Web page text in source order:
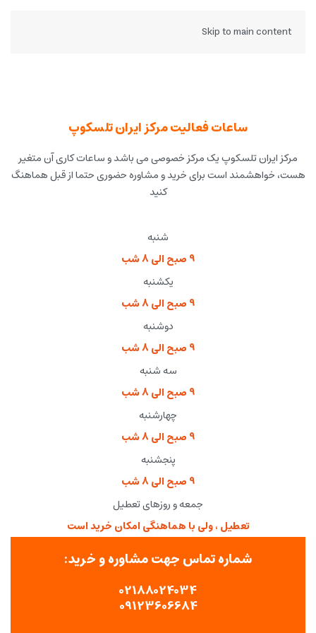
Skip to main content
ساعات فعالیت مرکز ایران تلسکوپ
مرکز ایران تلسکوپ یک مرکز خصوصی می باشد و ساعات کاری آن متغیر
هست، خواهشمند است برای خرید و مشاوره حضوری حتما از قبل هماهنگ
کنید
شنبه
9 صبح الی 8 شب
یکشنبه
9 صبح الی 8 شب
دوشنبه
9 صبح الی 8 شب
سه شنبه
9 صبح الی 8 شب
چهارشنبه
9 صبح الی 8 شب
پنجشنبه
9 صبح الی 8 شب
جمعه و روزهای تعطیل
تعطیل ، ولی با هماهنگی امکان خرید است
شماره تماس جهت مشاوره و خرید:
02188024034
09123606684